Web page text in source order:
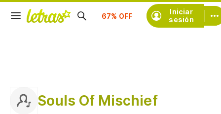
Iniciar
sesión
Suscríbete
Souls Of Mischief